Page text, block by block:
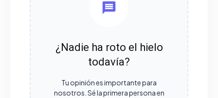
¿Nadie ha roto el hielo
todavía?
Tu opinión es importante para
nosotros. Sé la primera persona en